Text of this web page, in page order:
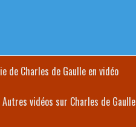
de Charles de Gaulle en vidéo
Autres vidéos sur Charles de Gaulle